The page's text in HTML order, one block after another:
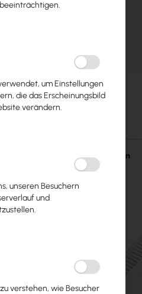
Zum
Anfang
der
Einzelheiten
um Einstellungen
die das Erscheinungsbild
verändern.
unseren Besuchern
und
verstehen, wie Besucher